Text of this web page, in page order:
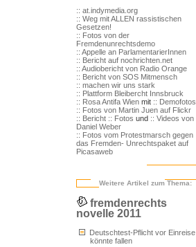
:: at.indymedia.org
:: Weg mit ALLEN rassistischen
Gesetzen!
:: Fotos von der
Fremdenunrechtsdemo
:: Appelle an ParlamentarierInnen
:: Bericht auf nochrichten.net
:: Audiobericht von Radio Orange
:: Bericht von SOS Mitmensch
:: machen wir uns stark
:: Plattform Bleibercht Innsbruck
:: Rosa Antifa Wien mit :: Demofotos
:: Fotos von Martin Juen auf Flickr
:: Bericht :: Fotos und :: Videos von
Daniel Weber
:: Fotos vom Protestmarsch gegen
das Fremden- Unrechtspaket auf
Picasaweb
Weitere Artikel zum Thema:
fremdenrechts
novelle 2011
Deutschtest-Pflicht vor Einreise
könnte fallen